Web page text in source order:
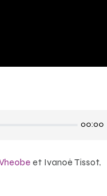
00:00
et Ivanoé Tissot,